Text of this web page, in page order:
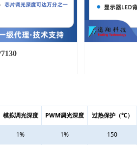
模拟调光深度 PWM调光深度 过热保护（℃）
1% 1% 150